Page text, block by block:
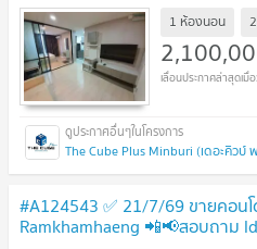
1 ห้องนอน
The Cube Plus Minburi (เดอะคิวบ์
#A124543 ✅ 21/7/69 ขายคอน
Ramkhamhaeng 📲📢สอบถาม